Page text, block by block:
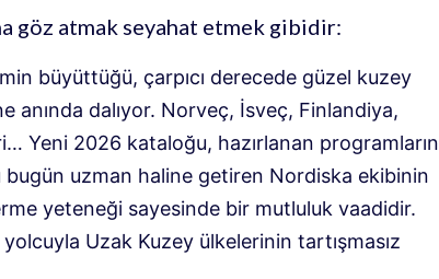
göz atmak seyahat etmek gibidir:
büyüttüğü, çarpıcı derecede güzel kuzey
anında dalıyor. Norveç, İsveç, Finlandiya,
Yeni 2026 kataloğu, hazırlanan programların
bugün uzman haline getiren Nordiska ekibinin
yeteneği sayesinde bir mutluluk vaadidir.
yolcuyla Uzak Kuzey ülkelerinin tartışmasız